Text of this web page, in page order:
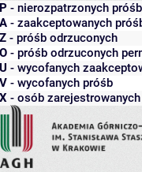
P - nierozpatrzonych próśb
A - zaakceptowanych
Z - próśb odrzuconych
O - próśb odrzuconych
U - wycofanych
V - wycofanych próśb
X - osób